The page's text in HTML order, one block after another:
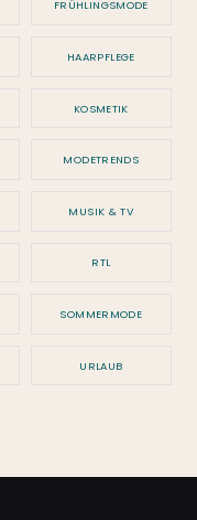
FRÜHLINGSMODE
HAARPFLEGE
KOSMETIK
MODETRENDS
MUSIK & TV
RTL
SOMMERMODE
URLAUB